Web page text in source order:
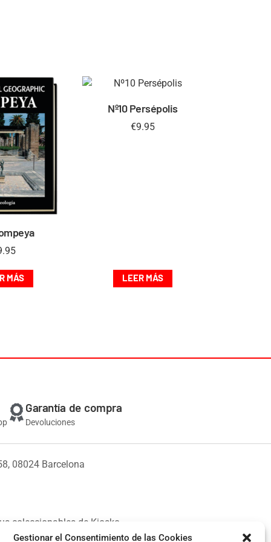
Gestionar el Consentimiento de las Cookies
MÁS
Nº10 Persépolis
€9.95
LEER MÁS
Garantía de compra
Devoluciones
08024 Barcelona
coleccionables de Kiosko.